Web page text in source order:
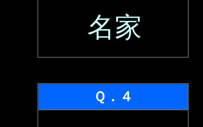
名家
Ｑ．４